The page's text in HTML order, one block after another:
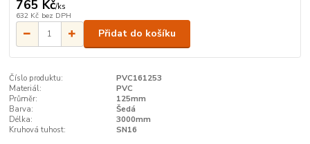
765 Kč/ks
632 Kč bez DPH
Přidat do košíku
Číslo produktu:
PVC161253
Materiál:
PVC
Průměr:
125mm
Barva:
Šedá
Délka:
3000mm
Kruhová tuhost:
SN16